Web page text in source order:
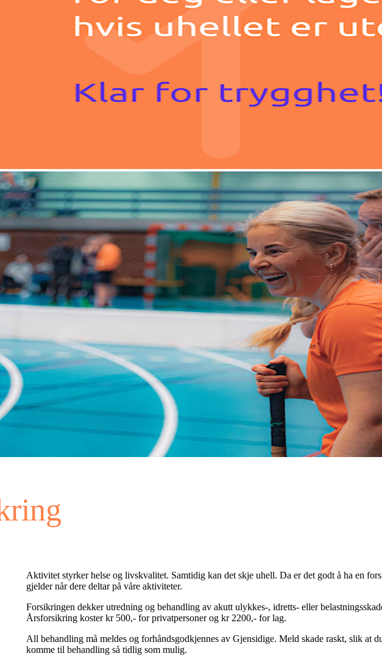
Aktivitet styrker helse og livskvalitet. Samtidig kan det skje uhell. Da er det godt å ha en
gjelder når dere deltar på våre aktiviteter.
Forsikringen dekker utredning og behandling av akutt ulykkes-, idretts- eller
Årsforsikring koster kr 500,- for privatpersoner og kr 2200,- for lag.
All behandling må meldes og forhåndsgodkjennes av Gjensidige. Meld skade raskt, slik at
komme til behandling så tidlig som mulig.